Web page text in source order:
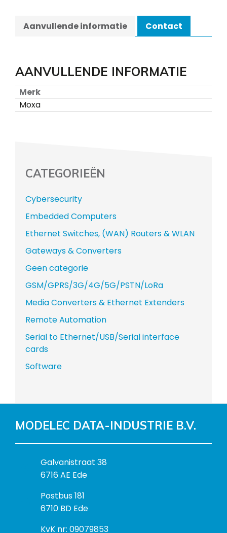
Aanvullende informatie Contact
AANVULLENDE INFORMATIE
Merk
Moxa
CATEGORIEËN
Cybersecurity
Embedded Computers
Ethernet Switches, (WAN) Routers & WLAN
Gateways & Converters
Geen categorie
GSM/GPRS/3G/4G/5G/PSTN/LoRa
Media Converters & Ethernet Extenders
Remote Automation
Serial to Ethernet/USB/Serial interface
cards
Software
MODELEC DATA-INDUSTRIE B.V.
B
e
o
e
k
Galvanistraat 38
6716 AE Ede
P
o
Postbus 181
6710 BD Ede
IKvK nr: 09079853